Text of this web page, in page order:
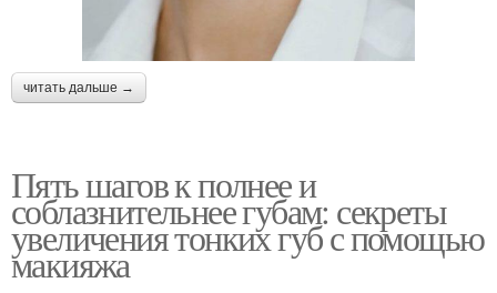
читать дальше →
Пять шагов к полнее и
соблазнительнее губам: секреты
увеличения тонких губ с помощью
макияжа